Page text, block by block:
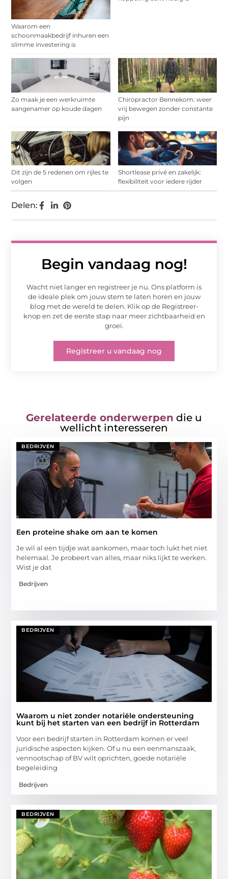
Waarom een
schoonmaakbedrijf inhuren een
slimme investering is
Zo maak je een werkruimte
aangenamer op koude dagen
Chiropractor Bennekom: weer
vrij bewegen zonder constante
pijn
Dit zijn de 5 redenen om rijles te
volgen
Shortlease privé en zakelijk:
flexibiliteit voor iedere rijder
Begin vandaag nog!
Wacht niet langer en registreer je nu. Ons platform is
de ideale plek om jouw stem te laten horen en jouw
blog met de wereld te delen. Klik op de Registreer-
knop en zet de eerste stap naar meer zichtbaarheid en
groei.
Registreer u vandaag nog
Delen:
Gerelateerde onderwerpen die u
wellicht interesseren
BEDRIJVEN
Een proteine shake om aan te komen
Je wil al een tijdje wat aankomen, maar toch lukt het niet
helemaal. Je probeert van alles, maar niks lijkt te werken.
Wist je dat
Bedrijven
BEDRIJVEN
Waarom u niet zonder notariële ondersteuning
kunt bij het starten van een bedrijf in Rotterdam
Voor een bedrijf starten in Rotterdam komen er veel
juridische aspecten kijken. Of u nu een eenmanszaak,
vennootschap of BV wilt oprichten, goede notariële
begeleiding
Bedrijven
BEDRIJVEN